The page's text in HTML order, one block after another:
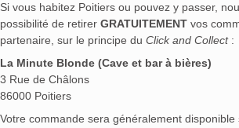
Si vous habitez Poitiers ou pouvez y passer,
possibilité de retirer GRATUITEMENT vos
partenaire, sur le principe du Click and Collect:
La Minute Blonde (Cave et bar à bières)
3 Rue de Châlons
86000 Poitiers
Votre commande sera généralement